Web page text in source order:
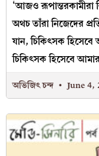
‘আজও রূপান্তরকামীরা
অথচ তাঁরা নিজেদের
যান, চিকিৎসক
চিকিৎসক হিসেবে
অভিজিৎ চন্দ June 4,